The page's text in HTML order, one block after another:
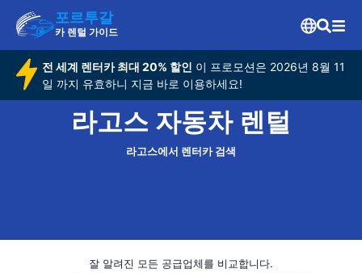
포르투갈
카 렌털 가이드
전 세계 렌터카 최대 20% 할인 이 프로모션은 2026년 8월 11
일 까지 유효하니 지금 바로 이용하세요!
라고스 자동차 렌털
라고스에서 렌터카 검색
잘 알려진 모든 공급업체를 비교합니다.